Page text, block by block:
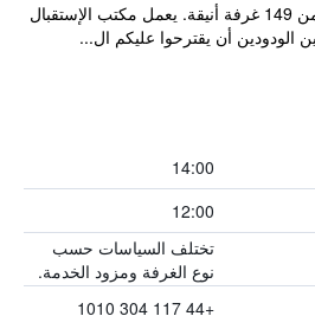
تم تجديد الفندق مؤخراً ويتضمن 149 غرفة أنيقة. يعمل مكتب الإستقبال
14:00
12:00
تختلف السياسات حسب
نوع الغرفة ومزود الخدمة.
+44 117 304 1010